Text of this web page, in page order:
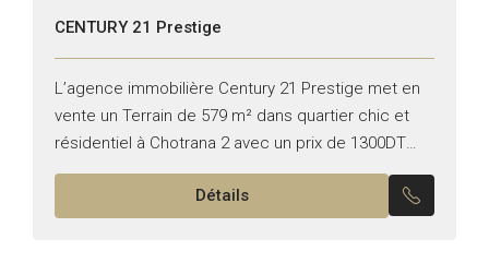
CENTURY 21 Prestige
L’agence immobilière Century 21 Prestige met en
vente un Terrain de 579 m² dans quartier chic et
résidentiel à Chotrana 2 avec un prix de 1300DT
pour le m2 Titre en règle....
Détails